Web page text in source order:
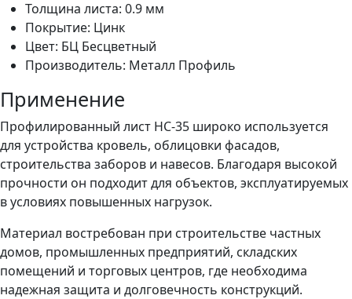
Толщина листа: 0.9 мм
Покрытие: Цинк
Цвет: БЦ Бесцветный
Производитель: Металл Профиль
Применение
Профилированный лист НС-35 широко используется
для устройства кровель, облицовки фасадов,
строительства заборов и навесов. Благодаря высокой
прочности он подходит для объектов, эксплуатируемых
в условиях повышенных нагрузок.
Материал востребован при строительстве частных
домов, промышленных предприятий, складских
помещений и торговых центров, где необходима
надежная защита и долговечность конструкций.